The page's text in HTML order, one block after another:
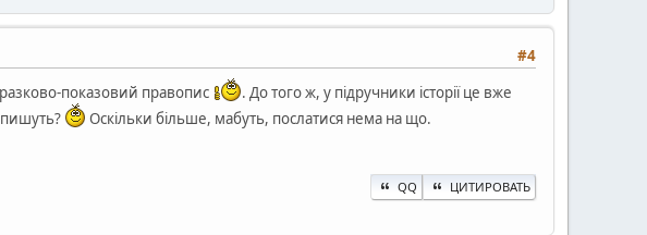
#4
показовий правопис
. До того ж, у підручники історії це вже
Оскільки більше, мабуть, послатися нема на що.
QQ ЦИТИРОВАТЬ